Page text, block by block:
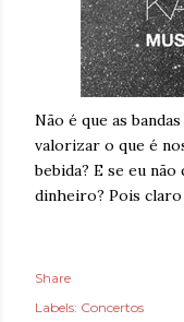
Não é que as
valorizar o que é
bebida? E se eu
dinheiro? Pois claro
Share
Labels: Concertos